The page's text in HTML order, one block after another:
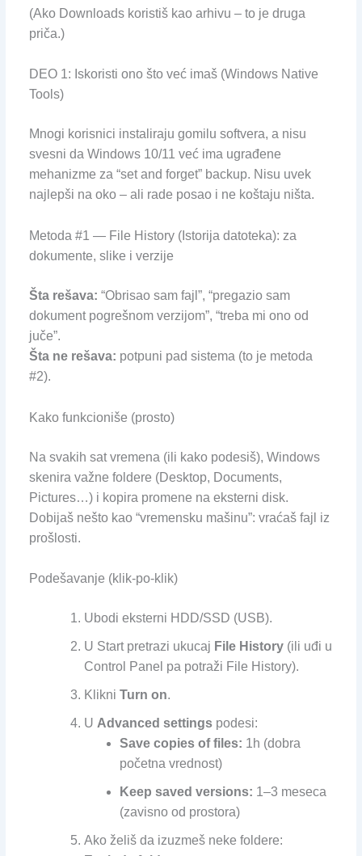
(Ako Downloads koristiš kao arhivu – to je druga
priča.)
DEO 1: Iskoristi ono što već imaš (Windows Native
Tools)
Mnogi korisnici instaliraju gomilu softvera, a nisu
svesni da Windows 10/11 već ima ugrađene
mehanizme za “set and forget” backup. Nisu uvek
najlepši na oko – ali rade posao i ne koštaju ništa.
Metoda #1 — File History (Istorija datoteka): za
dokumente, slike i verzije
Šta rešava: “Obrisao sam fajl”, “pregazio sam
dokument pogrešnom verzijom”, “treba mi ono od
juče”.
Šta ne rešava: potpuni pad sistema (to je metoda
#2).
Kako funkcioniše (prosto)
Na svakih sat vremena (ili kako podesiš), Windows
skenira važne foldere (Desktop, Documents,
Pictures…) i kopira promene na eksterni disk.
Dobijaš nešto kao “vremensku mašinu”: vraćaš fajl iz
prošlosti.
Podešavanje (klik-po-klik)
Ubodi eksterni HDD/SSD (USB).
U Start pretrazi ukucaj File History(ili uđi u
Control Panel pa potraži File History).
Klikni Turn on.
U Advanced settingspodesi:
Save copies of files: 1h (dobra
početna vrednost)
Keep saved versions: 1–3 meseca
(zavisno od prostora)
Ako želiš da izuzmeš neke foldere: